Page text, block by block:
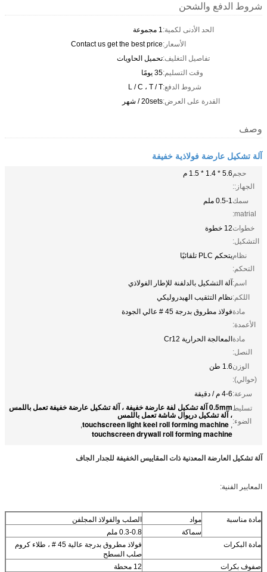
شروط الدفع والشحن
الحد الأدنى لكمية:1 مجموعة
الأسعار:Contact us get the best price
تفاصيل التغليف:تحميل الحاويات
وقت التسليم:35 يومًا
شروط الدفع:L / C ، T / T
القدرة على العرض:20sets / شهر
وصف
آلة تشكيل عارضة فولاذية خفيفة
حجم
الجهاز::
5.6 * 1.4 * 1.5 م
سمك
matrial:
0.5-1 ملم
خطوات
التشكيل:
12 خطوة
نظام
التحكم:
يتحكم PLC تلقائيًا
اسم:آلة التشكيل بالدلفنة للإطار الفولاذي
اللكم:نظام التثقيب الهيدروليكي
مادة
الأعمدة:
فولاذ مطروق بدرجة 45 # عالي الجودة
مادة
النصل:
المعالجة الحرارية Cr12
الوزن
(حوالي):
1.6 طن
سرعة:4-6 م / دقيقة
تسليط
الضوء:
0.5mm آلة تشكيل لفة عارضة خفيفة ، آلة تشكيل عارضة خفيفة تعمل باللمس
، آلة تشكيل دريوال شاشة تعمل باللمس
,
touchscreen light keel roll forming machine
,
touchscreen drywall roll forming machine
آلة تشكيل العارضة المعدنية ذات المقاييس الخفيفة للجدار الجاف
المعايير الفنية:
مادة مناسبة مواد
الصلب والفولاذ المجلفن
سماكة
0.3-0.8 ملم
مادة البكرات
فولاذ مطروق بدرجة عالية 45 # ، طلاء كروم
صلب السطح
صفوف بكرات
12 محطة